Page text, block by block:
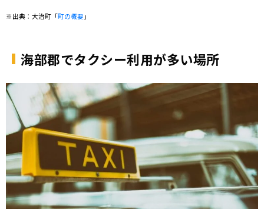
※出典：大治町「町の概要 」
海部郡でタクシー利用が多い場所